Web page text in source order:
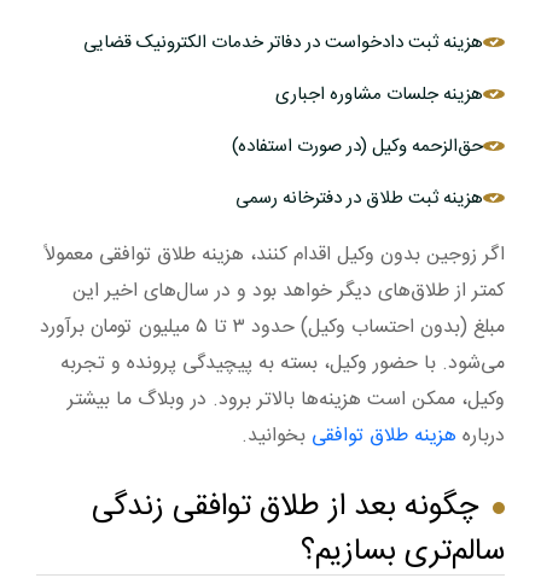
هزینه ثبت دادخواست در دفاتر خدمات الکترونیک قضایی
هزینه جلسات مشاوره اجباری
حق‌الزحمه وکیل (در صورت استفاده)
هزینه ثبت طلاق در دفترخانه رسمی
اگر زوجین بدون وکیل اقدام کنند، هزینه طلاق توافقی معمولاً
کمتر از طلاق‌های دیگر خواهد بود و در سال‌های اخیر این
مبلغ (بدون احتساب وکیل) حدود ۳ تا ۵ میلیون تومان برآورد
می‌شود. با حضور وکیل، بسته به پیچیدگی پرونده و تجربه
وکیل، ممکن است هزینه‌ها بالاتر برود. در وبلاگ ما بیشتر
درباره هزینه طلاق توافقی بخوانید.
چگونه بعد از طلاق توافقی زندگی
سالم‌تری بسازیم؟